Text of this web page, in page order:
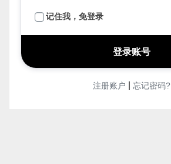
记住我，免登录
注册账户 忘记密码?